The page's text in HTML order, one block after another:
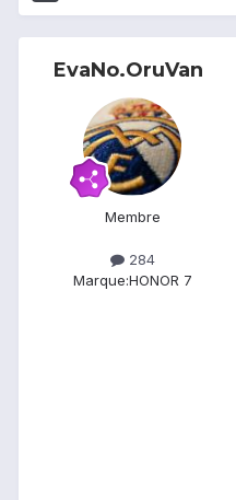
EvaNo.OruVan
Membre
284
Marque:HONOR 7